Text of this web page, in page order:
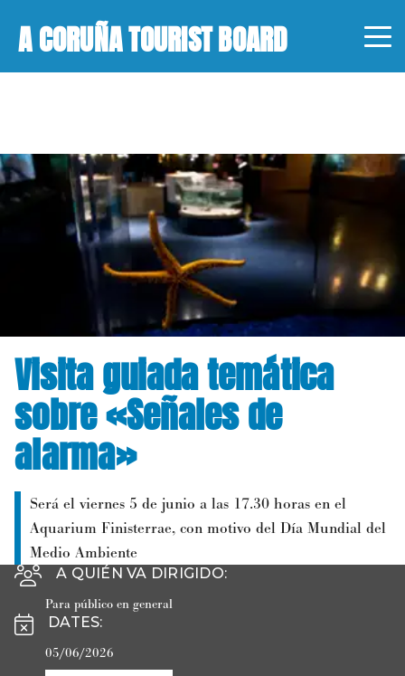
A CORUÑA TOURIST BOARD
Visita guiada temática
sobre «Señales de
alarma»
Será el viernes 5 de junio a las 17.30 horas en el
Aquarium Finisterrae, con motivo del Día Mundial del
Medio Ambiente
A QUIÉN VA DIRIGIDO:
Para público en general
DATES:
05/06/2026